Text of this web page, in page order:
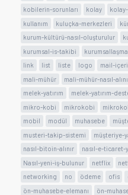
kobilerin-sorunları
kolay
kullanım
kuluçka-merkezleri
kurum-kültürü-nasıl-oluşturulur
kurumsal-is-takibi
kurumsallaşma
link
list liste logo mail-
mali-mühür
mali-mühür-nasıl-
melek-yatırım
melek-yatırım-
mikro-kobi
mikrokobi
mobil
modül muhasebe
musteri-takip-sistemi
müşteriye-
nasıl-bitoin-alınır
nasıl-e-ticaret-
Nasıl-yeni-iş-bulunur
netflix
networking
no ödeme ofis
ön-muhasebe-elemanı
ön-